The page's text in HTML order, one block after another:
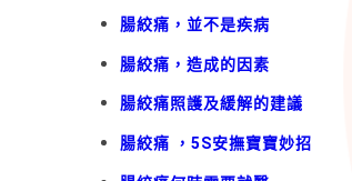
腸絞痛，並不是疾病
腸絞痛，造成的因素
腸絞痛照護及緩解的建議
腸絞痛 ，5S安撫寶寶妙招